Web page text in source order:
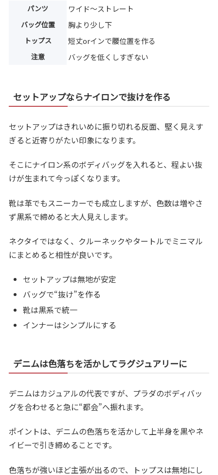
パンツ ワイド〜ストレート
バッグ位置 胸より少し下
トップス 短丈orインで腰位置を作る
注意 バッグを低くしすぎない
セットアップならナイロンで抜けを作る
セットアップはきれいめに振り切れる反面、堅く見えす
ぎると近寄りがたい印象になります。
そこにナイロン系のボディバッグを入れると、程よい抜
けが生まれて今っぽくなります。
靴は革でもスニーカーでも成立しますが、色数は増やさ
ず黒系で締めると大人見えします。
ネクタイではなく、クルーネックやタートルでミニマル
にまとめると相性が良いです。
セットアップは無地が安定
バッグで“抜け”を作る
靴は黒系で統一
インナーはシンプルにする
デニムは色落ちを活かしてラグジュアリーに
デニムはカジュアルの代表ですが、プラダのボディバッ
グを合わせると急に“都会”へ振れます。
ポイントは、デニムの色落ちを活かして上半身を黒やネ
イビーで引き締めることです。
色落ちが強いほど主張が出るので、トップスは無地にし